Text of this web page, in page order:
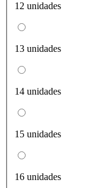
12 unidades
13 unidades
14 unidades
15 unidades
16 unidades